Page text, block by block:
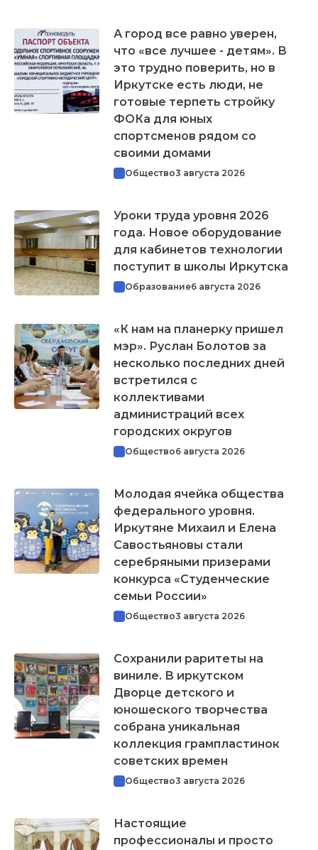
А город все равно уверен,
что «все лучшее - детям». В
это трудно поверить, но в
Иркутске есть люди, не
готовые терпеть стройку
ФОКа для юных
спортсменов рядом со
своими домами
Общество3 августа 2026
Уроки труда уровня 2026
года. Новое оборудование
для кабинетов технологии
поступит в школы Иркутска
Образование6 августа 2026
«К нам на планерку пришел
мэр». Руслан Болотов за
несколько последних дней
встретился с
коллективами
администраций всех
городских округов
Общество6 августа 2026
Молодая ячейка общества
федерального уровня.
Иркутяне Михаил и Елена
Савостьяновы стали
серебряными призерами
конкурса «Студенческие
семьи России»
Общество3 августа 2026
Сохранили раритеты на
виниле. В иркутском
Дворце детского и
юношеского творчества
собрана уникальная
коллекция грампластинок
советских времен
Общество3 августа 2026
Настоящие
профессионалы и просто